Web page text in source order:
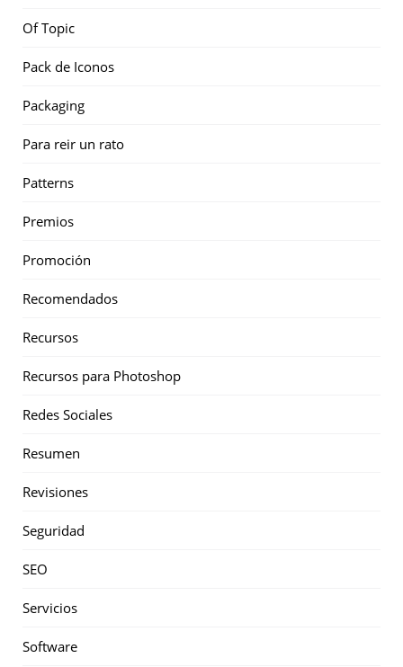
Of Topic
Pack de Iconos
Packaging
Para reir un rato
Patterns
Premios
Promoción
Recomendados
Recursos
Recursos para Photoshop
Redes Sociales
Resumen
Revisiones
Seguridad
SEO
Servicios
Software